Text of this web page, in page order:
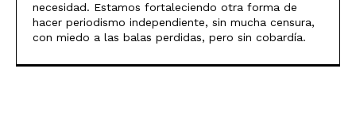
necesidad. Estamos fortaleciendo otra forma de
hacer periodismo independiente, sin mucha censura,
con miedo a las balas perdidas, pero sin cobardía.